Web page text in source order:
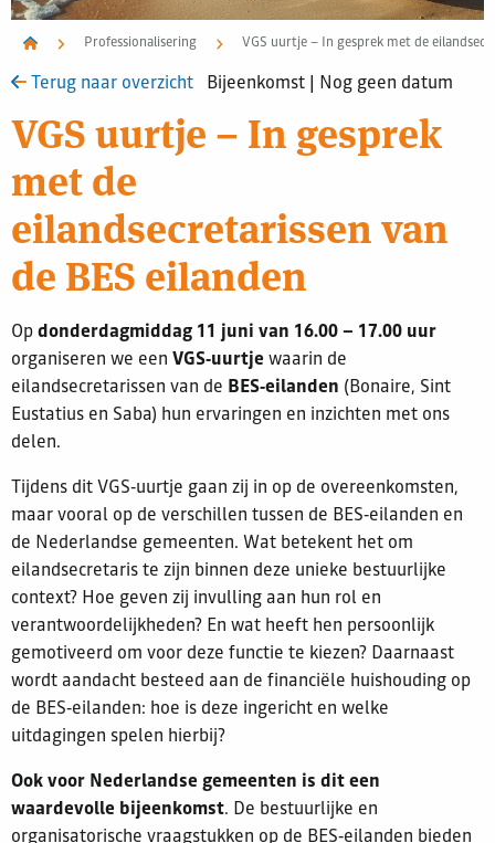
Professionalisering VGS uurtje – In gesprek met de
Terug naar overzicht Bijeenkomst | Nog geen datum
VGS uurtje – In gesprek
met de
eilandsecretarissen van
de BES eilanden
Opdonderdagmiddag 11 juni van 16.00 – 17.00 uur
organiseren we eenVGS‑uurtjewaarin de
eilandsecretarissen van deBES‑eilanden(Bonaire, Sint
Eustatius en Saba) hun ervaringen en inzichten met ons
delen.
Tijdens dit VGS‑uurtje gaan zij in op de overeenkomsten,
maar vooral op de verschillen tussen de BES‑eilanden en
de Nederlandse gemeenten. Wat betekent het om
eilandsecretaris te zijn binnen deze unieke bestuurlijke
context? Hoe geven zij invulling aan hun rol en
verantwoordelijkheden? En wat heeft hen persoonlijk
gemotiveerd om voor deze functie te kiezen? Daarnaast
wordt aandacht besteed aan de financiële huishouding op
de BES‑eilanden: hoe is deze ingericht en welke
uitdagingen spelen hierbij?
Ook voor Nederlandse gemeenten is dit een
waardevolle bijeenkomst. De bestuurlijke en